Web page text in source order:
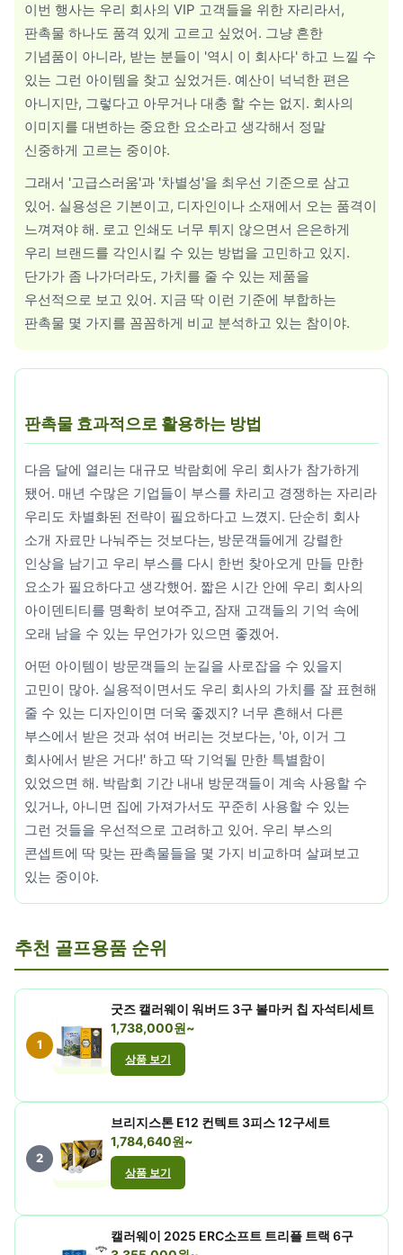
현수막/스티커
휴대폰용품
이번 행사는 우리 회사의 VIP 고객들을 위한 자리라서,
판촉물 하나도 품격 있게 고르고 싶었어. 그냥 흔한
기념품이 아니라, 받는 분들이 '역시 이 회사다' 하고 느낄 수
있는 그런 아이템을 찾고 싶었거든. 예산이 넉넉한 편은
아니지만, 그렇다고 아무거나 대충 할 수는 없지. 회사의
이미지를 대변하는 중요한 요소라고 생각해서 정말
신중하게 고르는 중이야.
그래서 '고급스러움'과 '차별성'을 최우선 기준으로 삼고
있어. 실용성은 기본이고, 디자인이나 소재에서 오는 품격이
느껴져야 해. 로고 인쇄도 너무 튀지 않으면서 은은하게
우리 브랜드를 각인시킬 수 있는 방법을 고민하고 있지.
단가가 좀 나가더라도, 가치를 줄 수 있는 제품을
우선적으로 보고 있어. 지금 딱 이런 기준에 부합하는
판촉물 몇 가지를 꼼꼼하게 비교 분석하고 있는 참이야.
판촉물 효과적으로 활용하는 방법
다음 달에 열리는 대규모 박람회에 우리 회사가 참가하게
됐어. 매년 수많은 기업들이 부스를 차리고 경쟁하는 자리라
우리도 차별화된 전략이 필요하다고 느꼈지. 단순히 회사
소개 자료만 나눠주는 것보다는, 방문객들에게 강렬한
인상을 남기고 우리 부스를 다시 한번 찾아오게 만들 만한
요소가 필요하다고 생각했어. 짧은 시간 안에 우리 회사의
아이덴티티를 명확히 보여주고, 잠재 고객들의 기억 속에
오래 남을 수 있는 무언가가 있으면 좋겠어.
어떤 아이템이 방문객들의 눈길을 사로잡을 수 있을지
고민이 많아. 실용적이면서도 우리 회사의 가치를 잘 표현해
줄 수 있는 디자인이면 더욱 좋겠지? 너무 흔해서 다른
부스에서 받은 것과 섞여 버리는 것보다는, '아, 이거 그
회사에서 받은 거다!' 하고 딱 기억될 만한 특별함이
있었으면 해. 박람회 기간 내내 방문객들이 계속 사용할 수
있거나, 아니면 집에 가져가서도 꾸준히 사용할 수 있는
그런 것들을 우선적으로 고려하고 있어. 우리 부스의
콘셉트에 딱 맞는 판촉물들을 몇 가지 비교하며 살펴보고
있는 중이야.
추천 골프용품 순위
1
굿즈 캘러웨이 워버드 3구 볼마커 칩 자석티세트
1,738,000원~
상품 보기
2
브리지스톤 E12 컨텍트 3피스 12구세트
1,784,640원~
상품 보기
캘러웨이 2025 ERC소프트 트리플 트랙 6구